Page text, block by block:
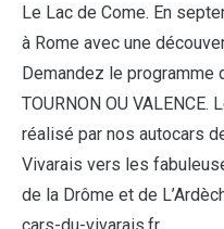
Le Lac de Come. En
à Rome avec une
Demandez le programme
TOURNON OU
réalisé par nos autocars
Vivarais vers les
de la Drôme et de
cars-du-vivarais.fr